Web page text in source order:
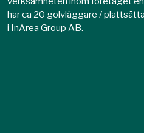
har ca 20 golvläggare /
i InArea Group AB.